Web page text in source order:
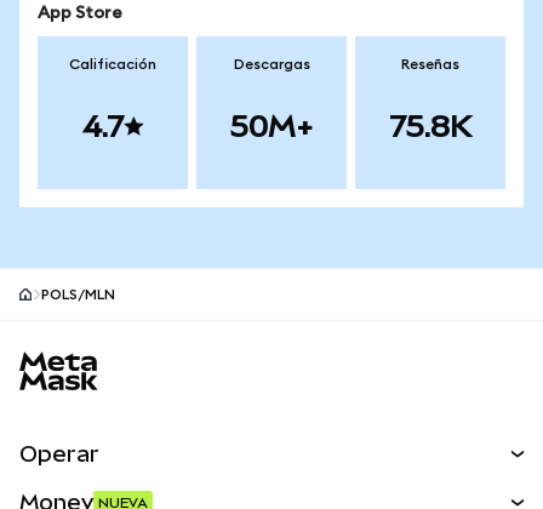
App Store
Calificación
4.7
Descargas
50M+
Reseñas
75.8K
POLS/MLN
Operar
Money NUEVA